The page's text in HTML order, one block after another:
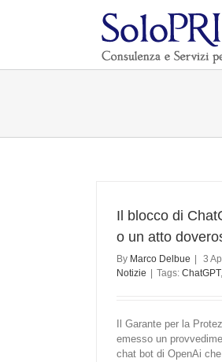
Il blocco di
o un atto
By Marco Delbue 3
Notizie
Tags: ChatGPT,
Il Garante per la
emesso un
chat bot di OpenAi